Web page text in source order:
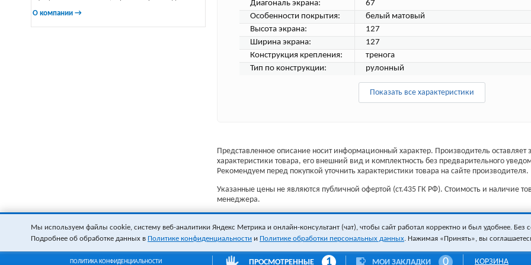
О компании →
Диагональ экрана:
67
Особенности покрытия:
белый матовый
Высота экрана:
127
Ширина экрана:
127
Конструкция крепления:
тренога
Тип по конструкции:
рулонный
Показать все характеристики
Представленное описание носит информационный характер. Производитель оставляет
характеристики товара, его внешний вид и комплектность без предварительного
Рекомендуем перед покупкой уточнить характеристики товара на сайте производителя.
Указанные цены не являются публичной офертой (ст.435 ГК РФ). Стоимость и наличие
менеджера.
ПОЛИТИКА КОНФИДЕНЦИАЛЬНОСТИ ПРОСМОТРЕННЫЕ 1 МОИ ЗАКЛАДКИ 0 КОРЗИНА
Мы используем файлы cookie, систему веб-аналитики Яндекс Метрика и онлайн-консультант (чат), чтобы сайт работал корректно и был удобнее. Без
Подробнее об обработке данных в Политике конфиденциальности и Политике обработки персональных данных . Нажимая «Принять», вы